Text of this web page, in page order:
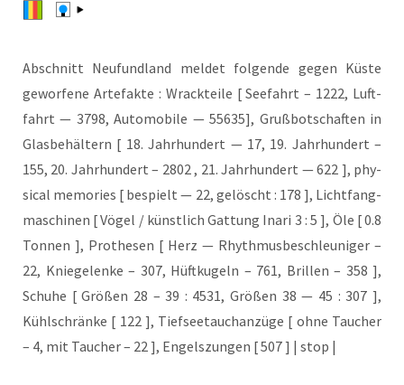
Abschnitt Neu­fund­land mel­det fol­gen­de gegen Küs­te
gewor­fe­ne Arte­fak­te : Wrack­tei­le [ See­fahrt – 1222, Luft­
fahrt — 3798, Auto­mo­bi­le — 55635], Gruß­bot­schaf­ten in
Glas­be­häl­tern [ 18. Jahr­hun­dert — 17, 19. Jahr­hun­dert –
155, 20. Jahr­hun­dert – 2802 , 21. Jahr­hun­dert — 622 ], phy­
si­cal memo­ries [ bespielt — 22, gelöscht : 178 ], Licht­fang­
ma­schi­nen [ Vögel / künst­lich Gat­tung Ina­ri 3 : 5 ], Öle [ 0.8
Ton­nen ], Pro­the­sen [ Herz — Rhyth­mus­be­schleu­ni­ger –
22, Knie­ge­len­ke – 307, Hüft­ku­geln – 761, Bril­len – 358 ],
Schu­he [ Grö­ßen 28 – 39 : 4531, Grö­ßen 38 — 45 : 307 ],
Kühl­schrän­ke [ 122 ], Tief­see­tauch­an­zü­ge [ ohne Tau­cher
– 4, mit Tau­cher – 22 ], Engels­zun­gen [ 507 ] | stop |